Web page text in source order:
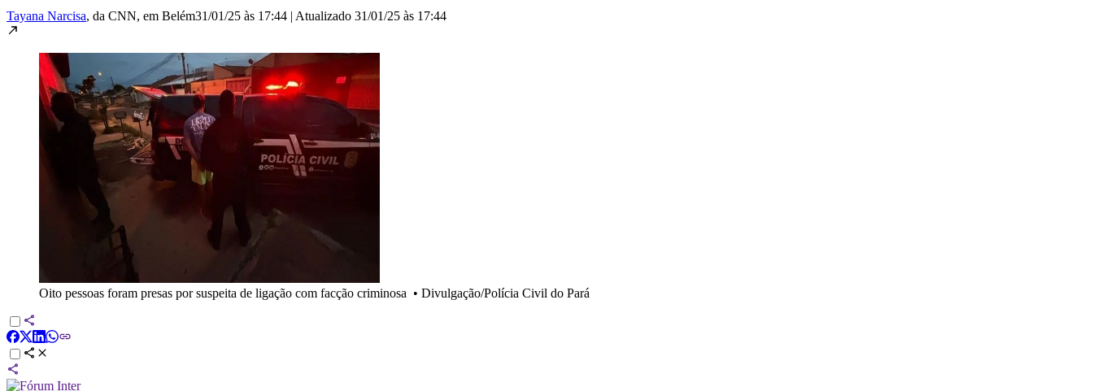
Tayana Narcisa, da CNN, em Belém31/01/25 às 17:44 | Atualizado 31/01/25 às 17:44
Oito pessoas foram presas por suspeita de ligação com facção criminosa • Divulgação/Polícia Civil do Pará